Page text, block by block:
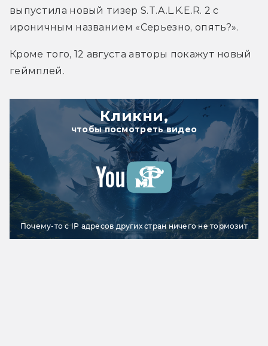
выпустила новый тизер S.T.A.L.K.E.R. 2 с
ироничным названием «Серьезно, опять?».
Кроме того, 12 августа авторы покажут новый
геймплей.
Кликни,
чтобы посмотреть видео
Почему-то с IP адресов других стран ничего не тормозит